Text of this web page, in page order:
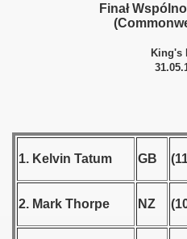
Finał
King's
1. Kelvin Tatum GB
2. Mark Thorpe NZ
these speedway